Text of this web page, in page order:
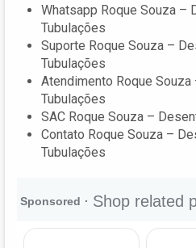
Whatsapp Roque Souza –
Tubulações
Suporte Roque Souza –
Tubulações
Atendimento Roque
Tubulações
SAC Roque Souza –
Contato Roque Souza –
Tubulações